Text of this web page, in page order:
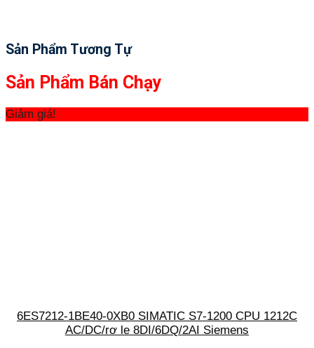
Sản Phẩm Tương Tự
Sản Phẩm Bán Chạy
Giảm giá!
6ES7212-1BE40-0XB0 SIMATIC S7-1200 CPU 1212C
AC/DC/rơ le 8DI/6DQ/2AI Siemens